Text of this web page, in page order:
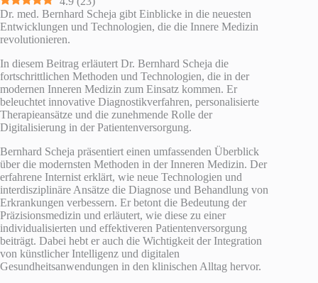
Dr. med. Bernhard Scheja gibt Einblicke in die neuesten
Entwicklungen und Technologien, die die Innere Medizin
revolutionieren.
In diesem Beitrag erläutert Dr. Bernhard Scheja die
fortschrittlichen Methoden und Technologien, die in der
modernen Inneren Medizin zum Einsatz kommen. Er
beleuchtet innovative Diagnostikverfahren, personalisierte
Therapieansätze und die zunehmende Rolle der
Digitalisierung in der Patientenversorgung.
Bernhard Scheja präsentiert einen umfassenden Überblick
über die modernsten Methoden in der Inneren Medizin. Der
erfahrene Internist erklärt, wie neue Technologien und
interdisziplinäre Ansätze die Diagnose und Behandlung von
Erkrankungen verbessern. Er betont die Bedeutung der
Präzisionsmedizin und erläutert, wie diese zu einer
individualisierten und effektiveren Patientenversorgung
beiträgt. Dabei hebt er auch die Wichtigkeit der Integration
von künstlicher Intelligenz und digitalen
Gesundheitsanwendungen in den klinischen Alltag hervor.